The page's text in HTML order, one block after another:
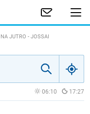
JUTRO - JOSSAI
06:10 17:27